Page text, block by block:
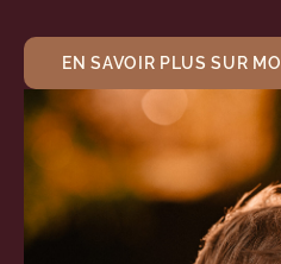
EN SAVOIR PLUS SUR MOI